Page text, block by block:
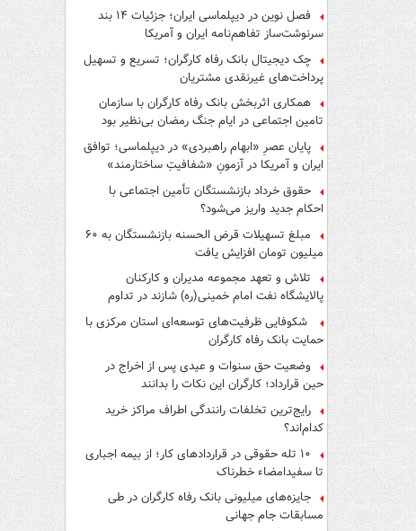
فصل نوین در دیپلماسی ایران؛ جزئیات ۱۴ بند
سرنوشت‌ساز تفاهم‌نامه ایران و آمریکا
چک دیجیتال بانک رفاه کارگران؛ تسریع و تسهیل
پرداخت‌های غیرنقدی مشتریان
همکاری اثربخش بانک رفاه کارگران با سازمان
تامین اجتماعی در ایام جنگ رمضان بی‌نظیر بود
پایان عصرِ «ابهام راهبردی» در دیپلماسی؛ توافق
ایران و آمریکا در آزمونِ «شفافیتِ ساختارمند»
حقوق خرداد بازنشستگان تأمین اجتماعی با
احکام جدید واریز می‌شود؟
مبلغ تسهیلات قرض الحسنه بازنشستگان به ۶۰
میلیون تومان افزایش یافت
تلاش و تعهد مجموعه مدیران و کارکنان
پالایشگاه نفت امام خمینی(ره) شازند در تداوم
تولید در ایام جنگ رمضان، شایسته قدردانی است
شکوفایی ظرفیت‌های توسعه‌ای استان مرکزی با
حمایت بانک رفاه کارگران
وضعیت حق سنوات و عیدی پس از اخراج در
حین قرارداد؛ کارگران این نکات را بدانند
رایج‌ترین تخلفات رانندگی اطراف مراکز خرید
کدام‌اند؟
۱۰ تله حقوقی در قراردادهای کار؛ از بیمه اجباری
تا سفیدامضاء خطرناک
جایزه‌های میلیونی بانک رفاه کارگران در طی
مسابقات جام جهانی